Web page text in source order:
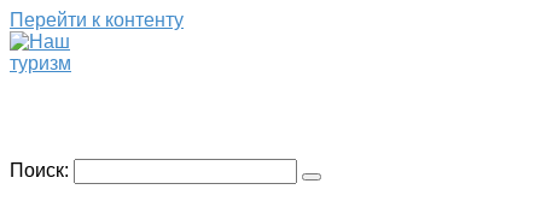
Перейти к контенту
Поиск: